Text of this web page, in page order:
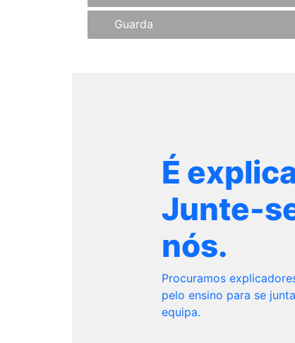
Guarda
É
Junte-
nós.
Procuramos
pelo ensino para se
equipa.